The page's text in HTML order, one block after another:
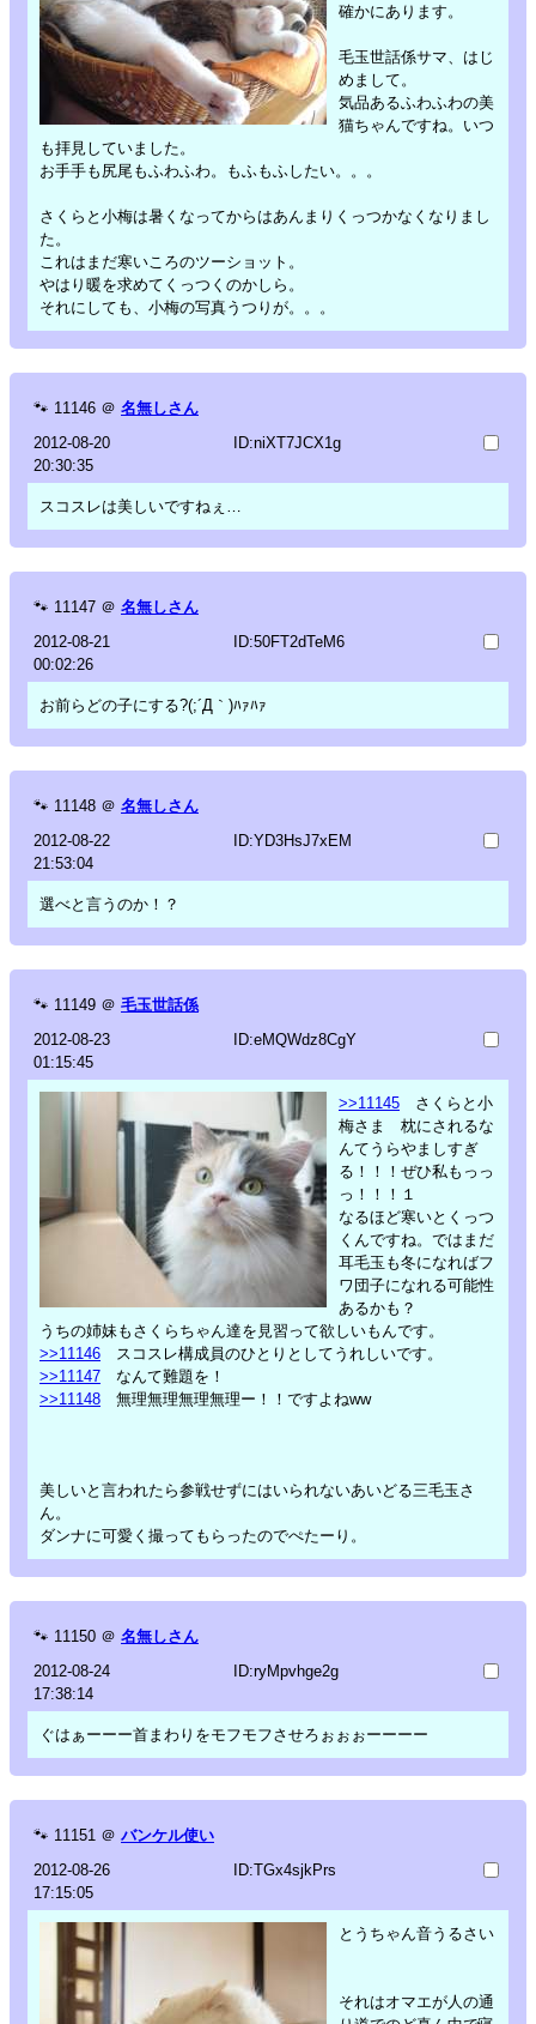
確かにあります。
毛玉世話係サマ、はじ
めまして。
気品あるふわふわの美
猫ちゃんですね。いつ
も拝見していました。
お手手も尻尾もふわふわ。もふもふしたい。。。
さくらと小梅は暑くなってからはあんまりくっつかなくなりまし
た。
これはまだ寒いころのツーショット。
やはり暖を求めてくっつくのかしら。
それにしても、小梅の写真うつりが。。。
🐾 11146 ＠ 名無しさん
2012-08-20
20:30:35
ID:niXT7JCX1g
スコスレは美しいですねぇ…
🐾 11147 ＠ 名無しさん
2012-08-21
00:02:26
ID:50FT2dTeM6
お前らどの子にする?(;´Д｀)ﾊｧﾊｧ
🐾 11148 ＠ 名無しさん
2012-08-22
21:53:04
ID:YD3HsJ7xEM
選べと言うのか！？
🐾 11149 ＠ 毛玉世話係
2012-08-23
01:15:45
ID:eMQWdz8CgY
>>11145 さくらと小
梅さま 枕にされるな
んてうらやましすぎ
る！！！ぜひ私もっっ
っ！！！１
なるほど寒いとくっつ
くんですね。ではまだ
耳毛玉も冬になればフ
ワ団子になれる可能性
あるかも？
うちの姉妹もさくらちゃん達を見習って欲しいもんです。
>>11146 スコスレ構成員のひとりとしてうれしいです。
>>11147 なんて難題を！
>>11148 無理無理無理無理ー！！ですよねww
美しいと言われたら参戦せずにはいられないあいどる三毛玉さ
ん。
ダンナに可愛く撮ってもらったのでぺたーり。
🐾 11150 ＠ 名無しさん
2012-08-24
17:38:14
ID:ryMpvhge2g
ぐはぁーーー首まわりをモフモフさせろぉぉぉーーーー
🐾 11151 ＠ バンケル使い
2012-08-26
17:15:05
ID:TGx4sjkPrs
とうちゃん音うるさい
それはオマエが人の通